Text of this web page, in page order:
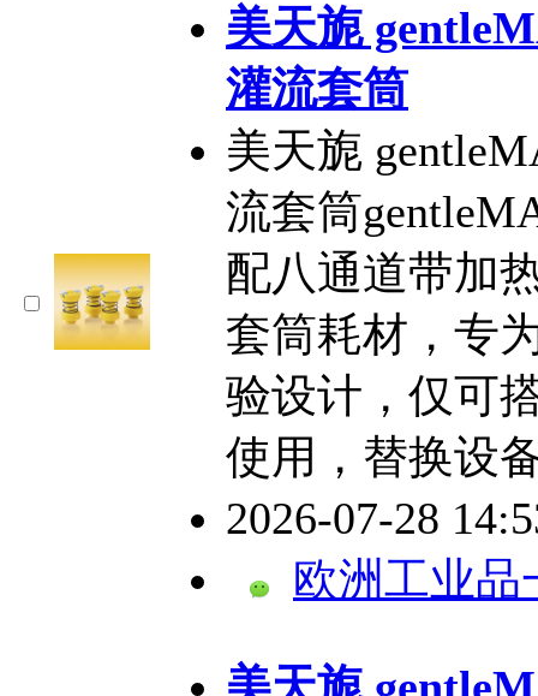
美天旎
灌流套筒
美天旎
流套筒
配八通道带加
套筒耗材，专
验设计，仅可
使用，替换设
2026-07-28
欧洲工业品
美天旎